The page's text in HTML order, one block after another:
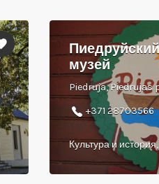
музей
Piedruja, Piedrujas
+371 28703566
Культура и